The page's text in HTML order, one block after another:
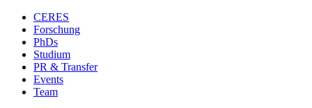
CERES
Forschung
PhDs
Studium
PR & Transfer
Events
Team